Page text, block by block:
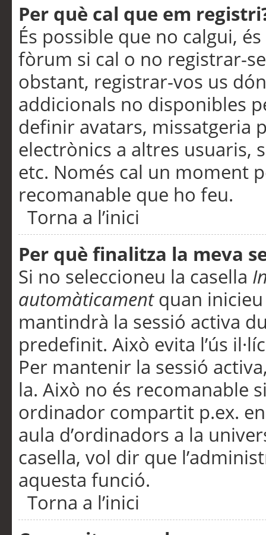
Per què cal que em
És possible que no calgui,
fòrum si cal o no registrar-
obstant, registrar-vos us
addicionals no disponibles
definir avatars, missatgeria
electrònics a altres usuaris,
etc. Només cal un moment
recomanable que ho feu.
Torna a l’inici
Per què finalitza la meva
Si no seleccioneu la casella
automàticamentquan inicieu
mantindrà la sessió activa
predefinit. Això evita l’ús
Per mantenir la sessió
la. Això no és recomanable
ordinador compartit p.ex.
aula d’ordinadors a la
casella, vol dir que
aquesta funció.
Torna a l’inici